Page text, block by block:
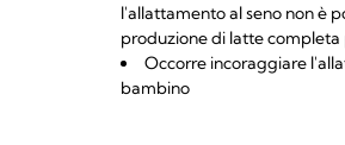
l'allattamento al seno non è
produzione di latte
Occorre incoraggiare
bambino